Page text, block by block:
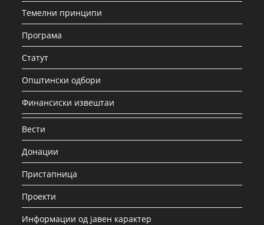
Темелни принципи
Програма
Статут
Општински одбори
Финансиски извештаи
Вести
Донации
Пристапница
Проекти
Информации од јавен карактер